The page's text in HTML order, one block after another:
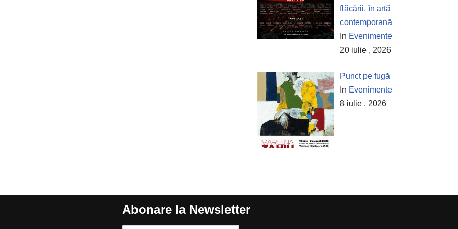
flăcării, în artă
contemporană
In Evenimente
20 iulie , 2026
Punct pe fugă
In Evenimente
8 iulie , 2026
Abonare la Newsletter